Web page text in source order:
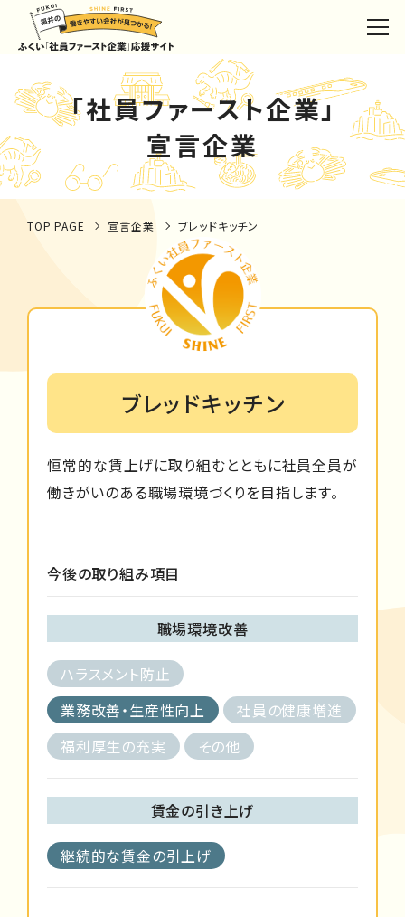
「社員ファースト企業」
宣言企業
TOP PAGE 宣言企業 ブレッドキッチン
ブレッドキッチン
恒常的な賃上げに取り組むとともに社員全員が
働きがいのある職場環境づくりを目指します。
今後の取り組み項目
職場環境改善
ハラスメント防止
業務改善・生産性向上
社員の健康増進
福利厚生の充実
その他
賃金の引き上げ
継続的な賃金の引上げ